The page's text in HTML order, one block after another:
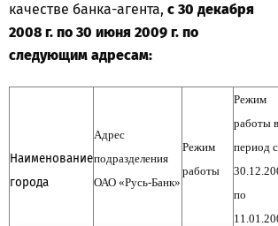
качестве банка-агента, с 30 декабря
2008 г. по 30 июня 2009 г. по
следующим адресам:
Наименование
города
Адрес
подразделения
ОАО «Русь-Банк»
Режим
работы
Режим
работы в
период с
по